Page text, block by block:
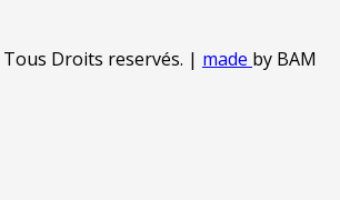
Droits reservés. | made by BAM